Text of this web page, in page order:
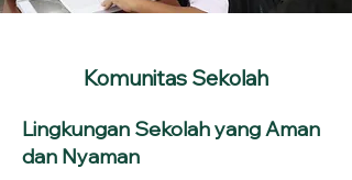
Komunitas Sekolah
Lingkungan Sekolah yang Aman
dan Nyaman